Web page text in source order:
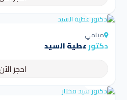
ميامي
دكتورعطية السيد
احجز